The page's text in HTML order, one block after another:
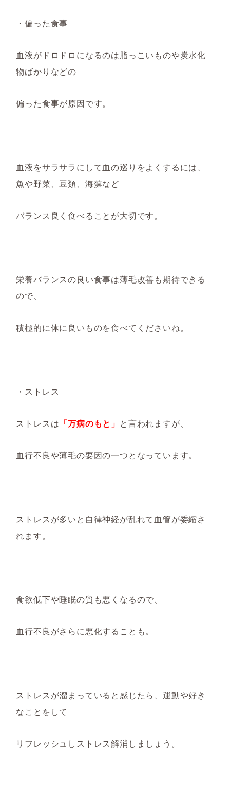
・偏った食事
血液がドロドロになるのは脂っこいものや炭水化
物ばかりなどの
偏った食事が原因です。
血液をサラサラにして血の巡りをよくするには、
魚や野菜、豆類、海藻など
バランス良く食べることが大切です。
栄養バランスの良い食事は薄毛改善も期待できる
ので、
積極的に体に良いものを食べてくださいね。
・ストレス
ストレスは 「万病のもと」 と言われますが、
血行不良や薄毛の要因の一つとなっています。
ストレスが多いと自律神経が乱れて血管が委縮さ
れます。
食欲低下や睡眠の質も悪くなるので、
血行不良がさらに悪化することも。
ストレスが溜まっていると感じたら、運動や好き
なことをして
リフレッシュしストレス解消しましょう。